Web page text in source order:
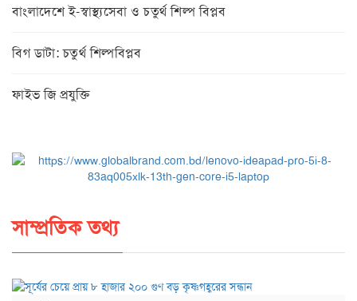
বাংলাদেশে ই-স্বাস্থ্যসেবা ও চতুর্থ শিল্প বিপ্লব
বিগ ডাটা: চতুর্থ শিল্পবিপ্লব
ফাইভ জি প্রযুক্তি
সাম্প্রতিক তথ্য